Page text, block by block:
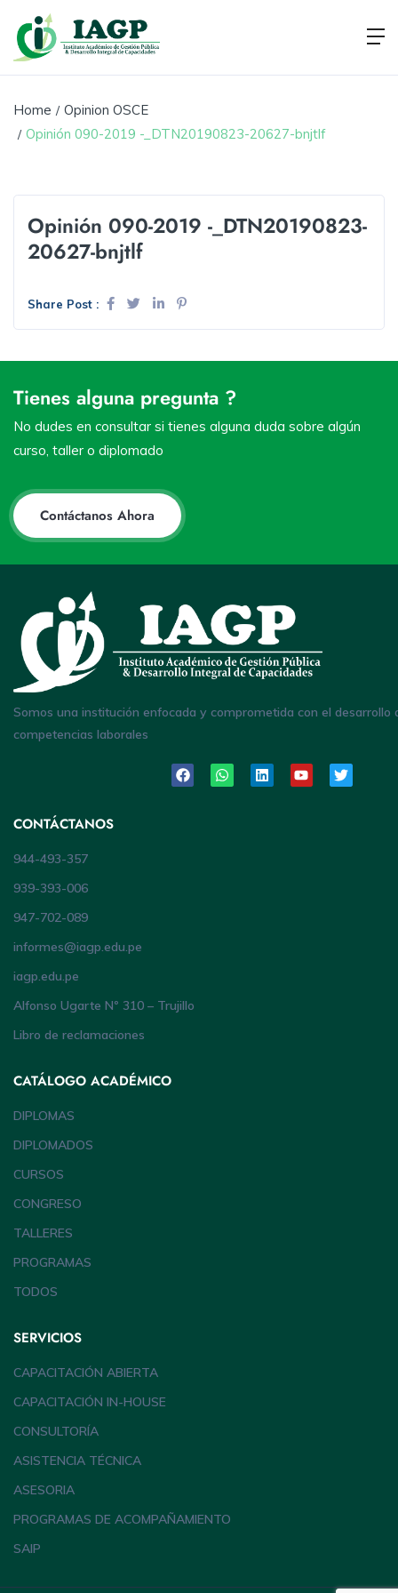
Home
Opinion OSCE
Opinión 090-2019 -_DTN20190823-20627-bnjtlf
Opinión 090-2019 -_DTN20190823-
20627-bnjtlf
Share Post :
Tienes alguna pregunta ?
No dudes en consultar si tienes alguna duda sobre algún
curso, taller o diplomado
Contáctanos Ahora
Somos una institución enfocada y comprometida con el desarrollo
competencias laborales
CONTÁCTANOS
944-493-357
939-393-006
947-702-089
informes@iagp.edu.pe
iagp.edu.pe
Alfonso Ugarte Nº 310 – Trujillo
Libro de reclamaciones
CATÁLOGO ACADÉMICO
DIPLOMAS
DIPLOMADOS
CURSOS
CONGRESO
TALLERES
PROGRAMAS
TODOS
SERVICIOS
CAPACITACIÓN ABIERTA
CAPACITACIÓN IN-HOUSE
CONSULTORÍA
ASISTENCIA TÉCNICA
ASESORIA
PROGRAMAS DE ACOMPAÑAMIENTO
SAIP